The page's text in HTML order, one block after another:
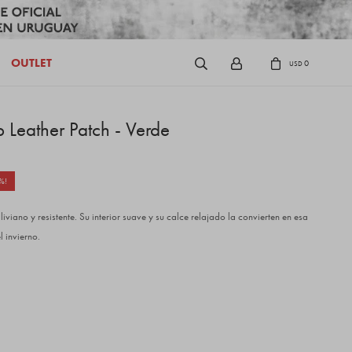
OUTLET USD0
Patch - Verde
y resistente. Su interior suave y su calce relajado la convierten en esa
invierno.